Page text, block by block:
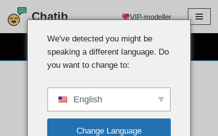
Hoppa
Chatib VIP-modeller
We've detected you might be
speaking a different language. Do
you want to change to:
English
Change Language